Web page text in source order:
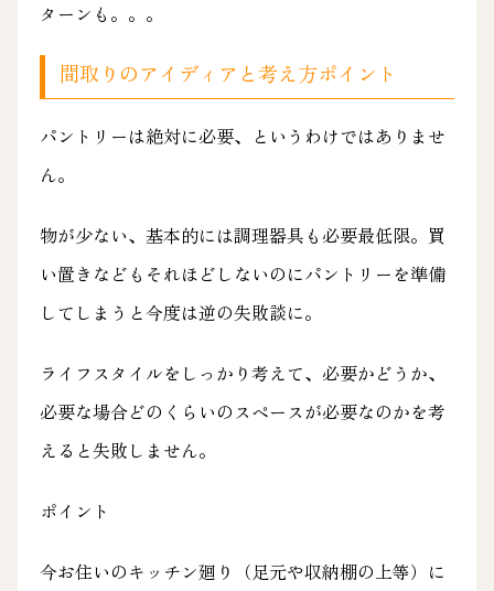
ターンも。。。
間取りのアイディアと考え方ポイント
パントリーは絶対に必要、というわけではありませ
ん。
物が少ない、基本的には調理器具も必要最低限。買
い置きなどもそれほどしないのにパントリーを準備
してしまうと今度は逆の失敗談に。
ライフスタイルをしっかり考えて、必要かどうか、
必要な場合どのくらいのスペースが必要なのかを考
えると失敗しません。
ポイント
今お住いのキッチン廻り（足元や収納棚の上等）に